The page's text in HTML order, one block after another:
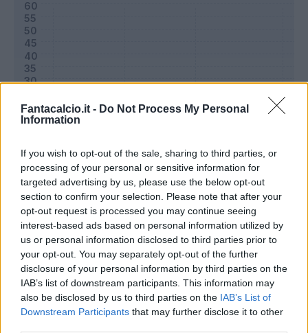
Fantacalcio.it - Do Not Process My Personal
Information
If you wish to opt-out of the sale, sharing to third parties, or
processing of your personal or sensitive information for
targeted advertising by us, please use the below opt-out
section to confirm your selection. Please note that after your
opt-out request is processed you may continue seeing
interest-based ads based on personal information utilized by
us or personal information disclosed to third parties prior to
your opt-out. You may separately opt-out of the further
disclosure of your personal information by third parties on the
IAB’s list of downstream participants. This information may
also be disclosed by us to third parties on the IAB’s List of
Downstream Participants that may further disclose it to other
Classic Mantra
Riepilogo stagione
Titolare 11 - 36%
Entrato 7 - 23%
Squalificato